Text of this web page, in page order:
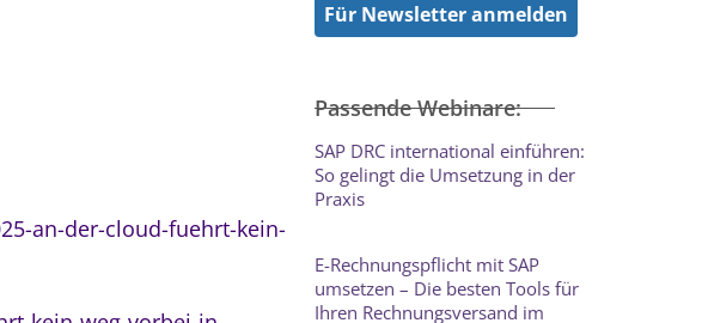
an-der-cloud-fuehrt-kein-
Für Newsletter anmelden
Passende Webinare:
SAP DRC international einführen:
So gelingt die Umsetzung in der
Praxis
E-Rechnungspflicht mit SAP
umsetzen – Die besten Tools für
Ihren Rechnungsversand im